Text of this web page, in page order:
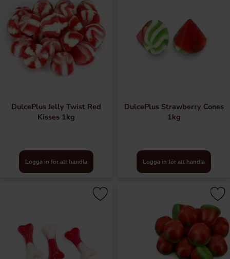
DulcePlus Jelly Twist Red
Kisses 1kg
Logga in för att handla
DulcePlus Strawberry Cones
1kg
Logga in för att handla